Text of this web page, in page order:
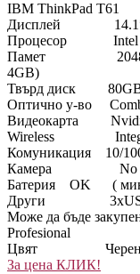
IBM ThinkPad T61
Дисплей 14.1″
Процесор Intel
Памет 2048MB
4GB)
Твърд диск 80GB
Оптично у-во
Видеокарта Nvidia
Wireless
Комуникация 10/
Камера No
Батерия OK (
Други 3xUSB
Може да бъде
Profesional
Цвят Черен
За цена КЛИК!